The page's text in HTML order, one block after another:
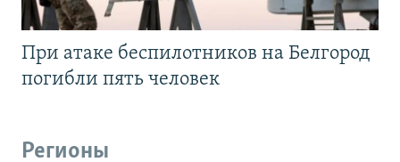
При атаке беспилотников на Белгород
погибли пять человек
Регионы